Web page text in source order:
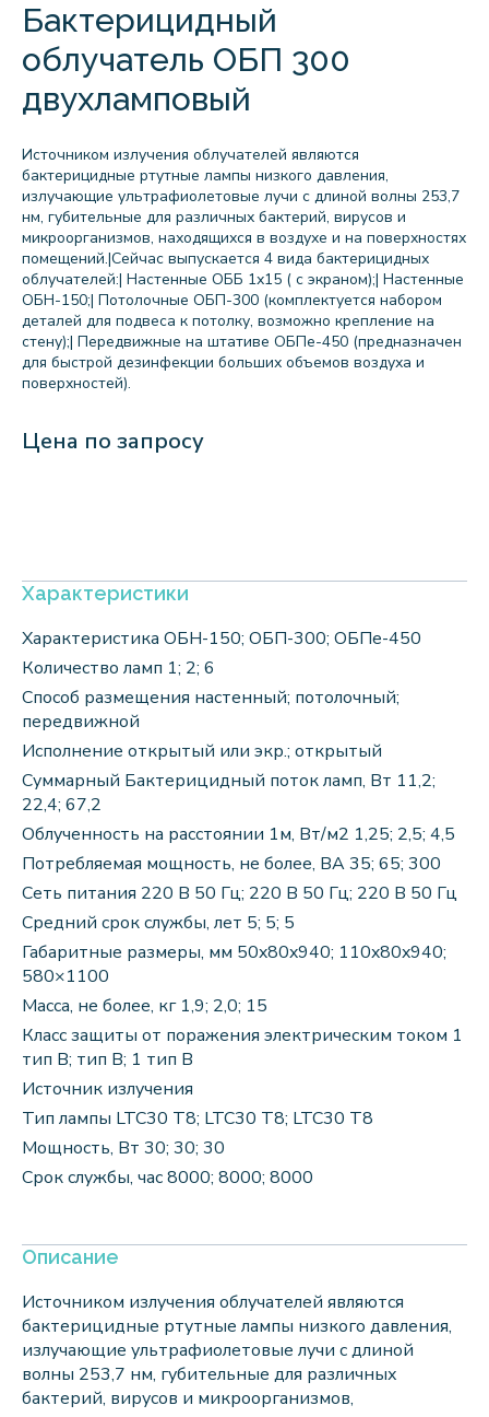
Бактерицидный
облучатель ОБП 300
двухламповый
Источником излучения облучателей являются
бактерицидные ртутные лампы низкого давления,
излучающие ультрафиолетовые лучи с длиной волны 253,7
нм, губительные для различных бактерий, вирусов и
микроорганизмов, находящихся в воздухе и на поверхностях
помещений.|Сейчас выпускается 4 вида бактерицидных
облучателей:| Настенные ОББ 1х15 ( с экраном);| Настенные
ОБН-150;| Потолочные ОБП-300 (комплектуется набором
деталей для подвеса к потолку, возможно крепление на
стену);| Передвижные на штативе ОБПе-450 (предназначен
для быстрой дезинфекции больших объемов воздуха и
поверхностей).
Цена по запросу
Характеристики
Характеристика ОБН-150; ОБП-300; ОБПе-450
Количество ламп 1; 2; 6
Способ размещения настенный; потолочный;
передвижной
Исполнение открытый или экр.; открытый
Суммарный Бактерицидный поток ламп, Вт 11,2;
22,4; 67,2
Облученность на расстоянии 1м, Вт/м2 1,25; 2,5; 4,5
Потребляемая мощность, не более, ВА 35; 65; 300
Сеть питания 220 В 50 Гц; 220 В 50 Гц; 220 В 50 Гц
Средний срок службы, лет 5; 5; 5
Габаритные размеры, мм 50x80x940; 110x80x940;
580×1100
Масса, не более, кг 1,9; 2,0; 15
Класс защиты от поражения электрическим током 1
тип В; тип В; 1 тип В
Источник излучения
Тип лампы LTC30 T8; LTC30 T8; LTC30 T8
Мощность, Вт 30; 30; 30
Срок службы, час 8000; 8000; 8000
Описание
Источником излучения облучателей являются
бактерицидные ртутные лампы низкого давления,
излучающие ультрафиолетовые лучи с длиной
волны 253,7 нм, губительные для различных
бактерий, вирусов и микроорганизмов,